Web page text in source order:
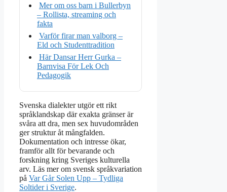
Mer om oss barn i Bullerbyn
– Rollista, streaming och
fakta
Varför firar man valborg –
Eld och Studenttradition
Här Dansar Herr Gurka –
Barnvisa För Lek Och
Pedagogik
Svenska dialekter utgör ett rikt
språklandskap där exakta gränser är
svåra att dra, men sex huvudområden
ger struktur åt mångfalden.
Dokumentation och intresse ökar,
framför allt för bevarande och
forskning kring Sveriges kulturella
arv. Läs mer om svensk språkvariation
på Var Går Solen Upp – Tydliga
Soltider i Sverige.